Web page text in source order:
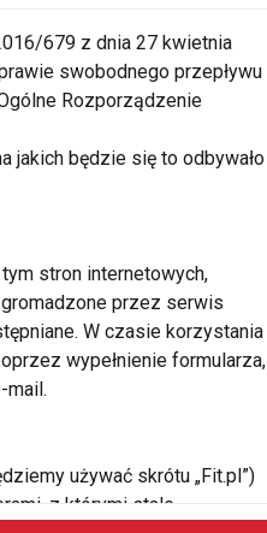
679 z dnia 27 kwietnia
swobodnego przepływu
Rozporządzenie
jakich będzie się to odbywało
stron internetowych,
przez serwis
W czasie korzystania
wypełnienie formularza,
mail.
używać skrótu „Fit.pl”)
z którymi stale